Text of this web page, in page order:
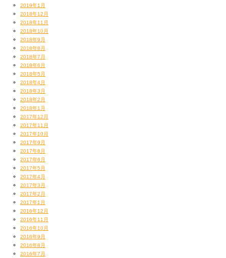
2019年1月
2018年12月
2018年11月
2018年10月
2018年9月
2018年8月
2018年7月
2018年6月
2018年5月
2018年4月
2018年3月
2018年2月
2018年1月
2017年12月
2017年11月
2017年10月
2017年9月
2017年8月
2017年6月
2017年5月
2017年4月
2017年3月
2017年2月
2017年1月
2016年12月
2016年11月
2016年10月
2016年9月
2016年8月
2016年7月